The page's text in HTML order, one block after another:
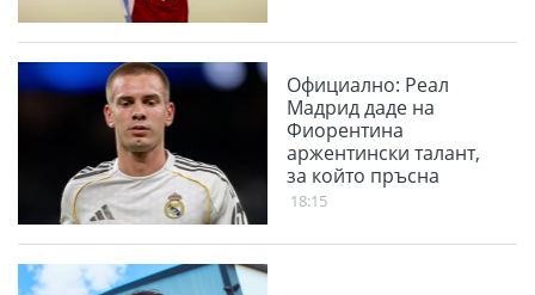
Официално: Реал
Мадрид даде на
Фиорентина
аржентински талант,
за който пръсна
немалко пари през
18:15